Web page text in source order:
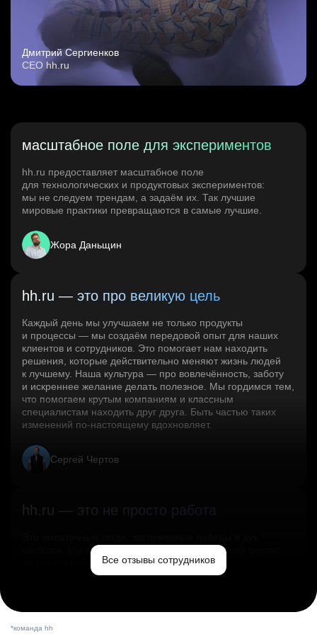
Дмитрий Сергиенков
CEO hh.ru
масштабное поле для экспериментов
hh.ru предоставляет масштабное поле
для технологических и продуктовых экспериментов:
мы не следуем трендам, а задаём их. Так лучшие
мировые практики превращаются в самые лучшие.
Жора Даньщин
hh.ru — это про великую цель
Каждый день мы улучшаем не только продукты
и процессы — мы создаём передовой опыт для наших
клиентов и сотрудников. Это помогает нам находить
решения, которые действительно меняют жизнь людей
к лучшему. Наша культура — про вовлечённость, заботу
и искреннее желание делать полезное. Мы гордимся тем,
что помогаем крутым компаниям и классным
специалистам находить друг друга. Быть частью таких
изменений по‑настоящему вдохновляет.
Сергей Чертов
hh.ru — это не просто работа
свободы. Мы помогаем миру и создаём лучший сервис
по поиску работы в стране.Все отзывы сотрудников
*команда hh